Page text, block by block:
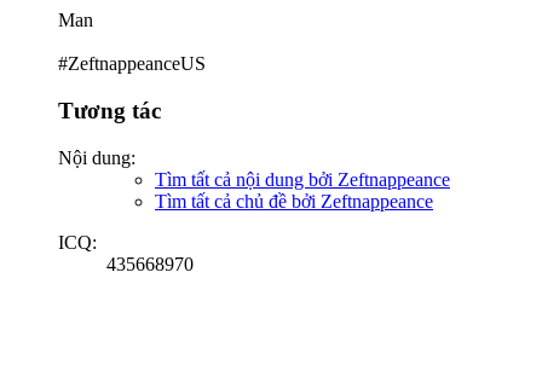
Man
#ZeftnappeanceUS
Tương tác
Nội dung:
Tìm tất cả nội dung bởi Zeftnappeance
Tìm tất cả chủ đề bởi Zeftnappeance
ICQ:
435668970